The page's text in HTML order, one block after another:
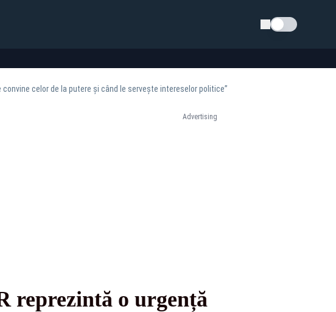
Schimba tema
convine celor de la putere și când le servește intereselor politice”
Advertising
reprezintă o urgență